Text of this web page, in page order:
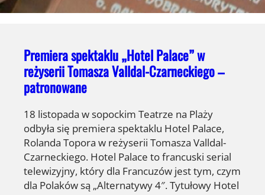
Premiera spektaklu „Hotel Palace” w
reżyserii Tomasza Valldal-Czarneckiego –
patronowane
18 listopada w sopockim Teatrze na Plaży
odbyła się premiera spektaklu Hotel Palace,
Rolanda Topora w reżyserii Tomasza Valldal-
Czarneckiego. Hotel Palace to francuski serial
telewizyjny, który dla Francuzów jest tym, czym
dla Polaków są „Alternatywy 4″. Tytułowy Hotel